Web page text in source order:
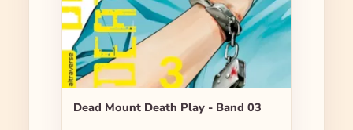
Dead Mount Death Play - Band 03